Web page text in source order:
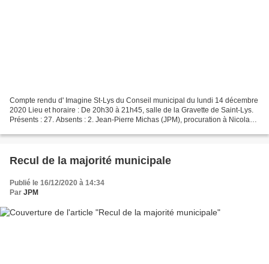
Compte rendu d' Imagine St-Lys du Conseil municipal du lundi 14 décembre
2020 Lieu et horaire : De 20h30 à 21h45, salle de la Gravette de Saint-Lys.
Présents : 27. Absents : 2. Jean-Pierre Michas (JPM), procuration à Nicolas
Recul de la majorité municipale
Publié le 16/12/2020 à 14:34
Par JPM